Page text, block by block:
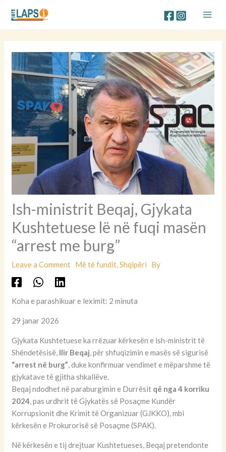
content
Ish-ministrit Beqaj, Gjykata
Kushtetuese lë në fuqi masën
“arrest me burg”
Leave a Comment Më të fundit,Shqipëri By
Koha e parashikuar e leximit: 2 minuta
29 janar 2026
Gjykata Kushtetuese ka rrëzuar kërkesën e ish-ministrit të
Shëndetësisë, Ilir Beqaj, për shfuqizimin e masës së sigurisë
“arrest në burg”, duke konfirmuar vendimet e mëparshme të
gjykatave të gjitha shkallëve.
Beqaj ndodhet në paraburgimin e Durrësit që nga 4 korriku
2024, pas urdhrit të Gjykatës së Posaçme Kundër
Korrupsionit dhe Krimit të Organizuar (GJKKO), mbi
kërkesën e Prokurorisë së Posaçme (SPAK).
Në kërkesën e tij drejtuar Kushtetueses, Beqaj pretendonte